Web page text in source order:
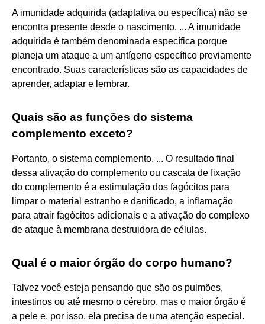
A imunidade adquirida (adaptativa ou específica) não se
encontra presente desde o nascimento. ... A imunidade
adquirida é também denominada específica porque
planeja um ataque a um antígeno específico previamente
encontrado. Suas características são as capacidades de
aprender, adaptar e lembrar.
Quais são as funções do sistema
complemento exceto?
Portanto, o sistema complemento. ... O resultado final
dessa ativação do complemento ou cascata de fixação
do complemento é a estimulação dos fagócitos para
limpar o material estranho e danificado, a inflamação
para atrair fagócitos adicionais e a ativação do complexo
de ataque à membrana destruidora de células.
Qual é o maior órgão do corpo humano?
Talvez você esteja pensando que são os pulmões,
intestinos ou até mesmo o cérebro, mas o maior órgão é
a pele e, por isso, ela precisa de uma atenção especial.